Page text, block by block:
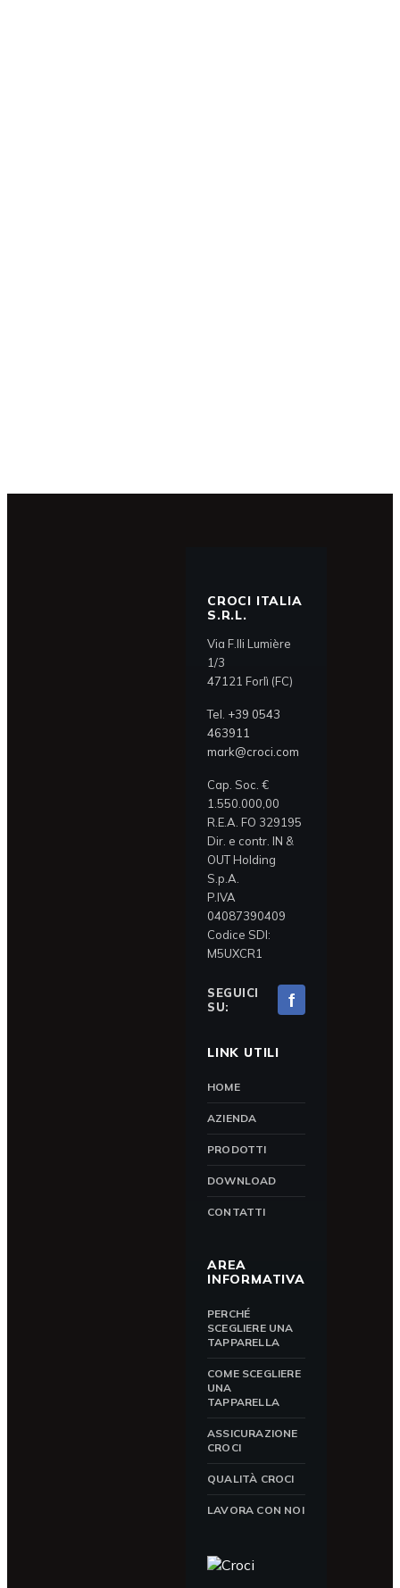
CROCI ITALIA
S.R.L.
Via F.lli Lumière
1/3
47121 Forlì (FC)
Tel. +39 0543
463911
mark@croci.com
Cap. Soc. €
1.550.000,00
R.E.A. FO 329195
Dir. e contr. IN &
OUT Holding
S.p.A.
P.IVA
04087390409
Codice SDI:
M5UXCR1
SEGUICI
SU:
f
LINK UTILI
HOME
AZIENDA
PRODOTTI
DOWNLOAD
CONTATTI
AREA
INFORMATIVA
PERCHÉ
SCEGLIERE UNA
TAPPARELLA
COME SCEGLIERE
UNA
TAPPARELLA
ASSICURAZIONE
CROCI
QUALITÀ CROCI
LAVORA CON NOI